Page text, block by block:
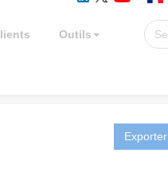
Outils
Exporter